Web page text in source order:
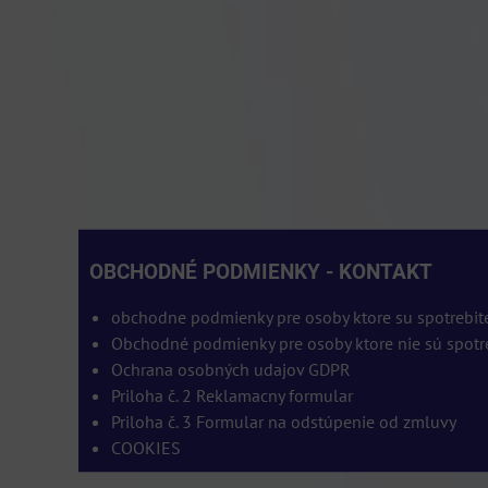
OBCHODNÉ PODMIENKY - KONTAKT
obchodne podmienky pre osoby ktore su
Obchodné podmienky pre osoby ktore nie sú
Ochrana osobných udajov GDPR
Priloha č. 2 Reklamacny formular
Priloha č. 3 Formular na odstúpenie od zmluvy
COOKIES